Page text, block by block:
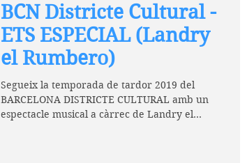
BCN Districte Cultural -
ETS ESPECIAL (Landry
el Rumbero)
Segueix la temporada de tardor 2019 del
BARCELONA DISTRICTE CULTURAL amb un
espectacle musical a càrrec de Landry el